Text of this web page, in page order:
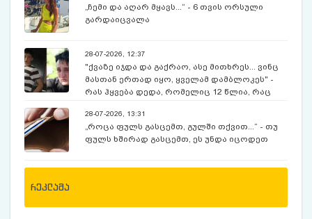
„ჩემი და აღარ მყავს...“ - 6 თვის ორსული
გარდაიცვალა
28-07-2026, 12:37
"ქვაზე იჯდა და გაქრაო, ასე მითხრეს... ვინც
მასთან ერთად იყო, ყველამ დამბლოკეს" -
რას ჰყვება დედა, რომელიც 12 წლია, რაც
შვილს ეძებს
28-07-2026, 13:31
„როცა ფულს გასცემთ, გულში თქვით...“ - თუ
ფულს ხშირად გასცემთ, ეს უნდა იცოდეთ
რეკლამა